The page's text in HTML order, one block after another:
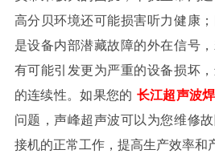
高分贝环境还可能损害听力健康
是设备内部潜藏故障的外在信号
有可能引发更为严重的设备损坏
的连续性。如果您的 长江超声波
问题，声峰超声波可以为您维修
接机的正常工作，提高生产效率和